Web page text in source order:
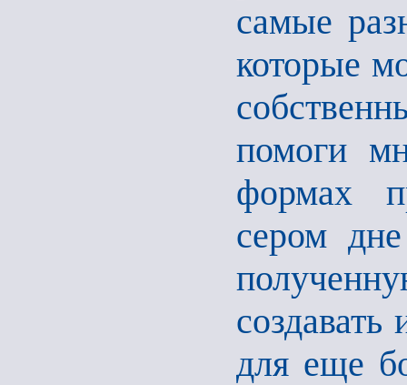
самые
которые
помоги
формах
сером
для еще